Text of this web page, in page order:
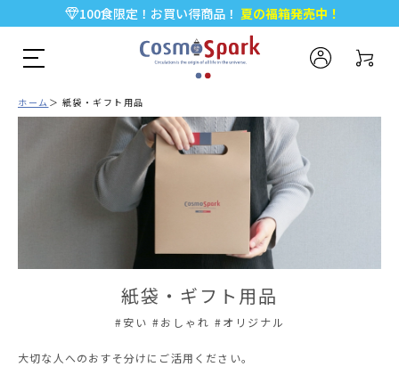
100食限定！お買い得商品！ 夏の福箱発売中！
5,000円以上のお買い物で全国一律送料無料♪
新規会員登録で今すぐ使える500ポイント プレゼント！
ホーム 紙袋・ギフト用品
紙袋・ギフト用品
#安い #おしゃれ #オリジナル
大切な人へのおすそ分けにご活用ください。